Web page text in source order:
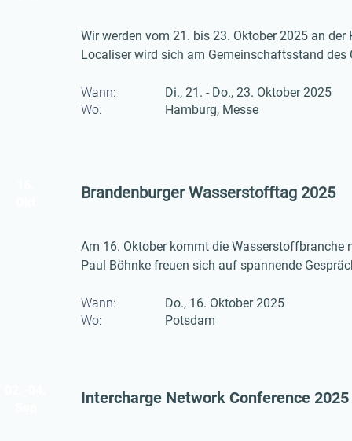
Wir werden vom 21. bis 23. Oktober 2025 an
Localiser wird sich am Gemeinschaftsstand des
Wasserstoffmarktplatz vorstellen.
Wann:
Wo:
Di., 21. - Do., 23. Oktober 2025
Hamburg, Messe
Brandenburger Wasserstofftag 2025
Am 16. Oktober kommt die Wasserstoffbranche
Paul Böhnke freuen sich auf spannende
Wann:
Wo:
Do., 16. Oktober 2025
Potsdam
Intercharge Network Conference 2025